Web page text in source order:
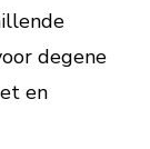
degene
en